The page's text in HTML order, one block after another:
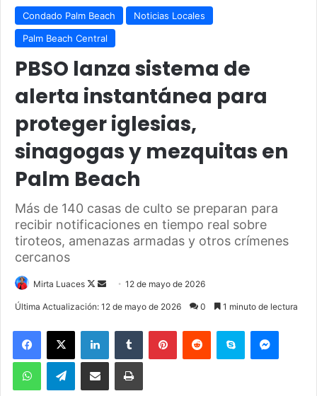
Condado Palm Beach
Noticias Locales
Palm Beach Central
PBSO lanza sistema de
alerta instantánea para
proteger iglesias,
sinagogas y mezquitas en
Palm Beach
Más de 140 casas de culto se preparan para
recibir notificaciones en tiempo real sobre
tiroteos, amenazas armadas y otros crímenes
cercanos
Mirta Luaces
F
l
o
d
12 de mayo de 2026
Última Actualización: 12 de mayo de 2026 0 1 minuto de lectura
Telegram